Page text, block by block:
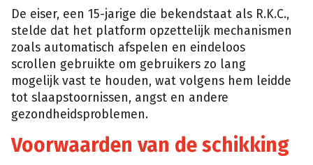
De eiser, een 15-jarige die bekendstaat als R.K.C.,
stelde dat het platform opzettelijk mechanismen
zoals automatisch afspelen en eindeloos
scrollen gebruikte om gebruikers zo lang
mogelijk vast te houden, wat volgens hem leidde
tot slaapstoornissen, angst en andere
gezondheidsproblemen.
Voorwaarden van de schikking